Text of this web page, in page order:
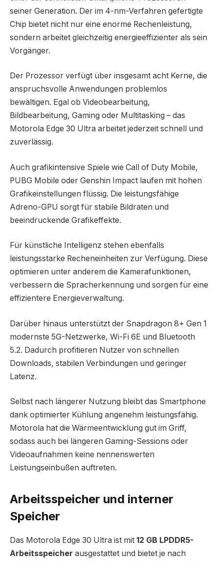
seiner Generation. Der im 4-nm-Verfahren gefertigte
Chip bietet nicht nur eine enorme Rechenleistung,
sondern arbeitet gleichzeitig energieeffizienter als sein
Vorgänger.
Der Prozessor verfügt über insgesamt acht Kerne, die
anspruchsvolle Anwendungen problemlos
bewältigen. Egal ob Videobearbeitung,
Bildbearbeitung, Gaming oder Multitasking – das
Motorola Edge 30 Ultra arbeitet jederzeit schnell und
zuverlässig.
Auch grafikintensive Spiele wie Call of Duty Mobile,
PUBG Mobile oder Genshin Impact laufen mit hohen
Grafikeinstellungen flüssig. Die leistungsfähige
Adreno-GPU sorgt für stabile Bildraten und
beeindruckende Grafikeffekte.
Für künstliche Intelligenz stehen ebenfalls
leistungsstarke Recheneinheiten zur Verfügung. Diese
optimieren unter anderem die Kamerafunktionen,
verbessern die Spracherkennung und sorgen für eine
effizientere Energieverwaltung.
Darüber hinaus unterstützt der Snapdragon 8+ Gen 1
modernste 5G-Netzwerke, Wi-Fi 6E und Bluetooth
5.2. Dadurch profitieren Nutzer von schnellen
Downloads, stabilen Verbindungen und geringer
Latenz.
Selbst nach längerer Nutzung bleibt das Smartphone
dank optimierter Kühlung angenehm leistungsfähig.
Motorola hat die Wärmeentwicklung gut im Griff,
sodass auch bei längeren Gaming-Sessions oder
Videoaufnahmen keine nennenswerten
Leistungseinbußen auftreten.
Arbeitsspeicher und interner
Speicher
Das Motorola Edge 30 Ultra ist mit 12 GB LPDDR5-
Arbeitsspeicher ausgestattet und bietet je nach